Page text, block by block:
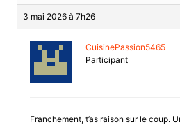
3 mai 2026 à 7h26
CuisinePassion5465
Participant
Franchement, t’as raison sur le coup.